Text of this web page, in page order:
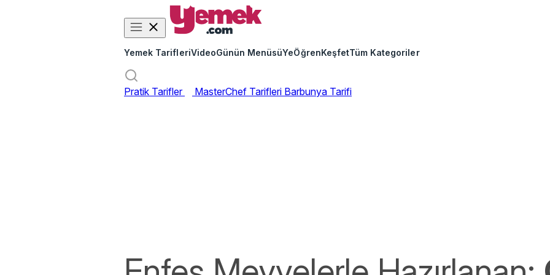
Yemek TarifleriVideoGünün MenüsüYeÖğrenKeşfetTüm Kategoriler
Pratik Tarifler MasterChef Tarifleri Barbunya Tarifi